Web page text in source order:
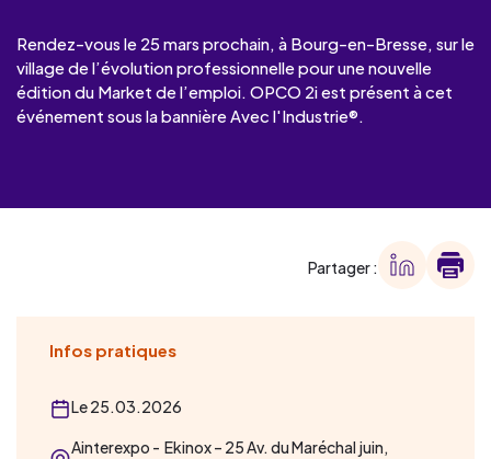
Rendez-vous le 25 mars prochain, à Bourg-en-Bresse, sur le
village de l’évolution professionnelle pour une nouvelle
édition du Market de l’emploi. OPCO 2i est présent à cet
événement sous la bannière Avec l'Industrie®.
Partager :
Infos pratiques
Le 25.03.2026
Ainterexpo - Ekinox – 25 Av. du Maréchal juin,